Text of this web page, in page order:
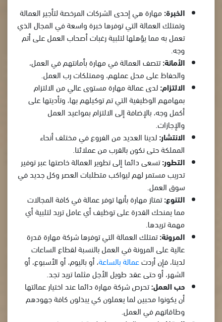
الخبرة: مهارة هي إحدى الشركات المرخصة لتأجير العمالة
وتمتلك العمالة التي توفرها خبرة واسعة في المجال الذي
تعمل به مما يؤهلها لتلبية رغبات أصحاب العمل على أتم
وجه.
الأمانة:تتصف العمالة في مهارة بأمانتهم في العمل،
والحفاظ على محل عملهم، وممتلكات رب العمل.
الالتزام:لدى عمالة مهارة مستوى عالي من الالتزام
بمهامهم الوظيفية التي تم توكيلهم بها، وتأديتها على
أكمل وجه، بالإضافة إلى الالتزام بمواعيد العمل
والإجازات.
الانتشار:لدينا العديد من الفروع في مختلف أنحاء
المملكة حتى نكون بالقرب من عملائنا.
التطور:تسعى دائما إلى تطوير العمالة خاصتها عبر توفير
تدريب مستمر لهم ليواكب متطلبات العصر وكل جديد في
سوق العمل.
التنوع:تمتاز مهارة بأنها توفر عمالة في كافة المجالات
مما يمنحك القدرة على توظيف أي عامل تريد لتلبية أي
مهمة تريدها.
المرونة:تمتلك العمالة التي توفرها شركة مهارة قدرة
عالية على المرونة في العمل بالنسبة لقطاع الساعات
لدينا، فإن أردتعمالة بالساعة، أو باليوم، أو الأسبوع، أو
الشهر، أو حتى عقد طويل الأجل مثلما تريد تجد.
حب العمل:تحرص شركة مهارة دائما عند اختيار عمالتها
أن يكونوا محبين لما يعملون كي يبذلون كافة جهودهم
وطاقاتهم في العمل.